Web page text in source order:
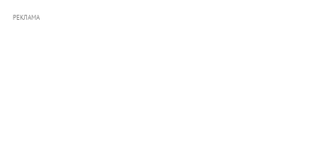
РЕКЛАМА